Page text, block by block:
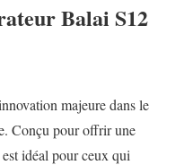
Balai S12
majeure dans le
Conçu pour offrir une
idéal pour ceux qui